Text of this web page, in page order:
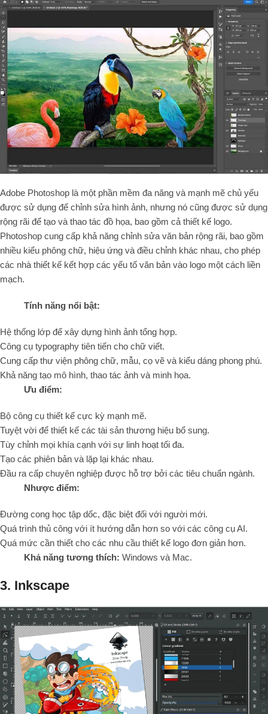
Adobe Photoshop là một phần mềm đa năng và mạnh mẽ chủ yếu
được sử dụng để chỉnh sửa hình ảnh, nhưng nó cũng được sử dụng
rộng rãi để tạo và thao tác đồ họa, bao gồm cả thiết kế logo.
Photoshop cung cấp khả năng chỉnh sửa văn bản rộng rãi, bao gồm
nhiều kiểu phông chữ, hiệu ứng và điều chỉnh khác nhau, cho phép
các nhà thiết kế kết hợp các yếu tố văn bản vào logo một cách liền
mạch.
Tính năng nổi bật:
Hệ thống lớp để xây dựng hình ảnh tổng hợp.
Công cụ typography tiên tiến cho chữ viết.
Cung cấp thư viện phông chữ, mẫu, cọ vẽ và kiểu dáng phong phú.
Khả năng tạo mô hình, thao tác ảnh và minh họa.
Ưu điểm:
Bộ công cụ thiết kế cực kỳ mạnh mẽ.
Tuyệt vời để thiết kế các tài sản thương hiệu bổ sung.
Tùy chỉnh mọi khía cạnh với sự linh hoạt tối đa.
Tạo các phiên bản và lặp lại khác nhau.
Đầu ra cấp chuyên nghiệp được hỗ trợ bởi các tiêu chuẩn ngành.
Nhược điểm:
Đường cong học tập dốc, đặc biệt đối với người mới.
Quá trình thủ công với ít hướng dẫn hơn so với các công cụ AI.
Quá mức cần thiết cho các nhu cầu thiết kế logo đơn giản hơn.
Khả năng tương thích: Windows và Mac.
3. Inkscape